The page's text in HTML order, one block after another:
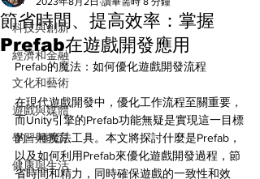
科技與創新
經濟和金融
文化和藝術
遊戲與媒體
學習與教育
健康與生活
節省時間、提高效率：掌握
Prefab在遊戲開發應用
Prefab的魔法：如何優化遊戲開發流程
在現代遊戲開發中，優化工作流程至關重要，
而Unity引擎的Prefab功能無疑是實現這一目標
的一種魔法工具。本文將探討什麼是Prefab，
以及如何利用Prefab來優化遊戲開發過程，節
省時間和精力，同時確保遊戲的一致性和效